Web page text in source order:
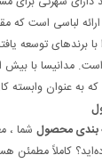
لباسی است که
برندهای توسعه
که به عنوان وابسته
بندی محصول شما ،
کاملاً مطمئن